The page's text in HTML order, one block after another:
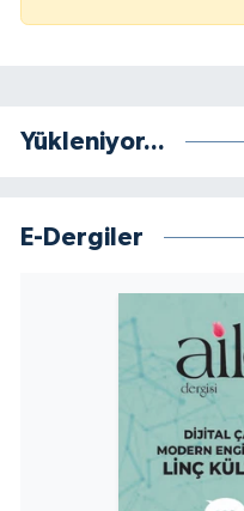
Yükleniyor...
E-Dergiler
Konya Müftülüğü
Kütahya Müftülüğü
Manisa Müftülüğü
Mardin Müftülüğü
Mersin Müftülüğü